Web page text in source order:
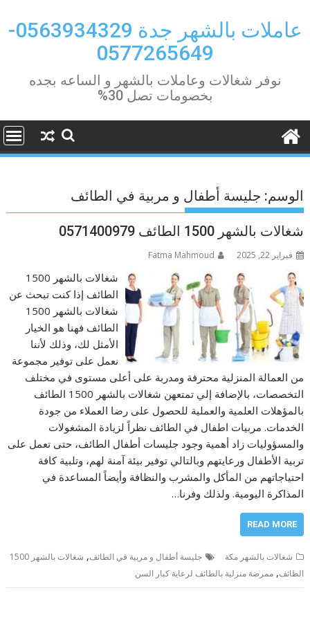
content
عاملات بالشهر جدة 0563934329-
0577265649
نوفر شغالات وعاملات بالشهر و الساعه بجده
بخصومات تصل 30%
الوسم: جليسة أطفال و مربية في الطائف
شغالات بالشهر 1500 الطائف 0571400979
فبراير 22, 2025 Fatma Mahmoud
شغالات بالشهر 1500
الطائف إذا كنت تبحث عن
شغالات بالشهر 1500
الطائف فهنا هو الخيار
الأمثل لك، وذلك لأننا
نعمل على توفير مجموعة
من العمالة المنزلية محترفة ومدربة على أعلى مستوى في مختلف
التخصصات، بالإضافة إلي تمتعهن شغالات بالشهر 1500 الطائف
بالمؤهلات العلمية والعملية للحصول على رضا العملاء من جودة
الخدمات. مربيات اطفال في الطائف نظراً لزيادة المشغولات
والمسؤوليات زاد أهمية وجود جليسات أطفال الطائف، حتى تعمل على
تربية الأطفال ورعايتهم وبالتالي توفير بيئة آمنة لهم، وتلبية كافة
احتياجاتهم من المأكل والمشرب والنظافة وأيضاً المساعدة في
المذاكرة اليومية. ولذلك وفرنا…
READ MORE
شغالات بالشهر مكة جليسة أطفال و مربية في الطائف,
شغالات بالشهر 1500
الطائف,ممرضة منزلية بالطائف لرعاية كبار السن